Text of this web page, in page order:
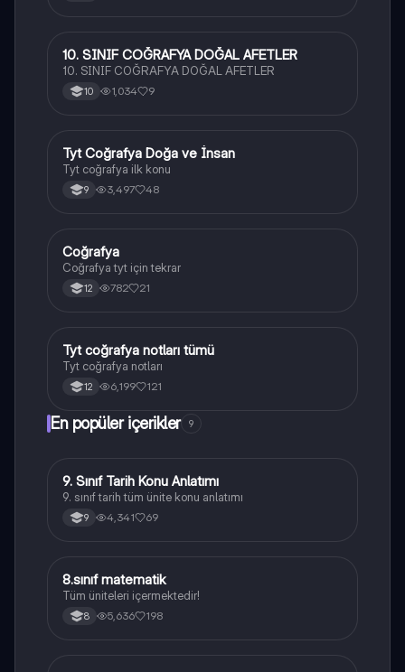
Coğrafya
10. SINIF COĞRAFYA DOĞAL AFETLER
10. SINIF COĞRAFYA DOĞAL AFETLER
10 1,034 9
Coğrafya
Tyt Coğrafya Doğa ve İnsan
Tyt coğrafya ilk konu
9 3,497 48
Coğrafya
Coğrafya
Coğrafya tyt için tekrar
12 782 21
Coğrafya
Tyt coğrafya notları tümü
Tyt coğrafya notları
12 6,199 121
En popüler içerikler 9
Tarih
9. Sınıf Tarih Konu Anlatımı
9. sınıf tarih tüm ünite konu anlatımı
9 4,341 69
8Matematik
8.sınıf matematik
Tüm üniteleri içermektedir!
8 5,636 198